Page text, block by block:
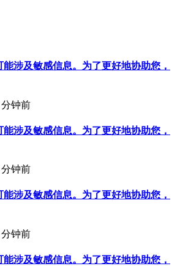
涉及敏感信息。为了更好地协助您，
分钟前
涉及敏感信息。为了更好地协助您，
分钟前
涉及敏感信息。为了更好地协助您，
分钟前
涉及敏感信息。为了更好地协助您，